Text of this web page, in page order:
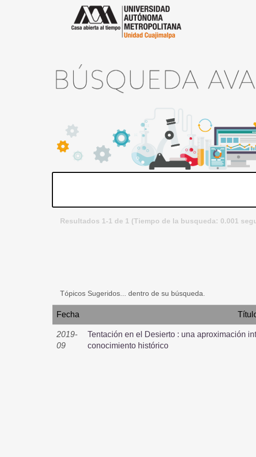
Resultados 1-1 de 1 (Tiempo de la busqueda: 0.001
Tópicos Sugeridos... dentro de su búsqueda.
Fecha
2019-
09
Tentación en el Desierto : una aproximación
conocimiento histórico